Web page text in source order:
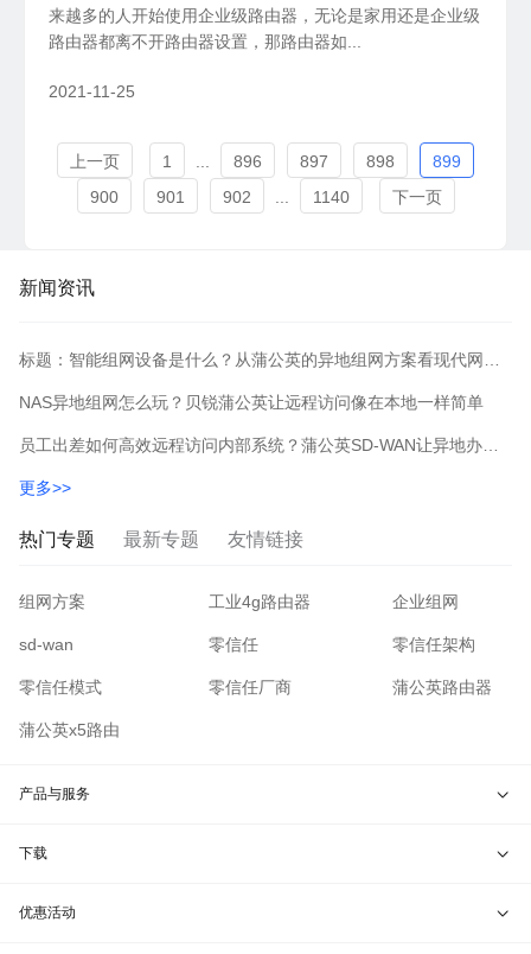
来越多的人开始使用企业级路由器，无论是家用还是企业级
路由器都离不开路由器设置，那路由器如...
2021-11-25
上一页 1 896 897 898
899
900
901 902 1140 下一页
新闻资讯
标题：智能组网设备是什么？从蒲公英的异地组网方案看现代网络连接新范式
NAS异地组网怎么玩？贝锐蒲公英让远程访问像在本地一样简单
员工出差如何高效远程访问内部系统？蒲公英SD-WAN让异地办公像在本地一样流畅
更多>>
热门专题 最新专题 友情链接
组网方案 工业4g路由器 企业组网
sd-wan 零信任 零信任架构
零信任模式 零信任厂商 蒲公英路由器
蒲公英x5路由
产品与服务
智能组网服务
下载
蒲公英游戏版
优惠活动